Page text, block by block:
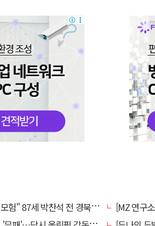
87세 박찬석 전 경북대 총장
[MZ 연구소]